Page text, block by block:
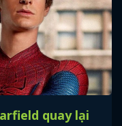
quay lại